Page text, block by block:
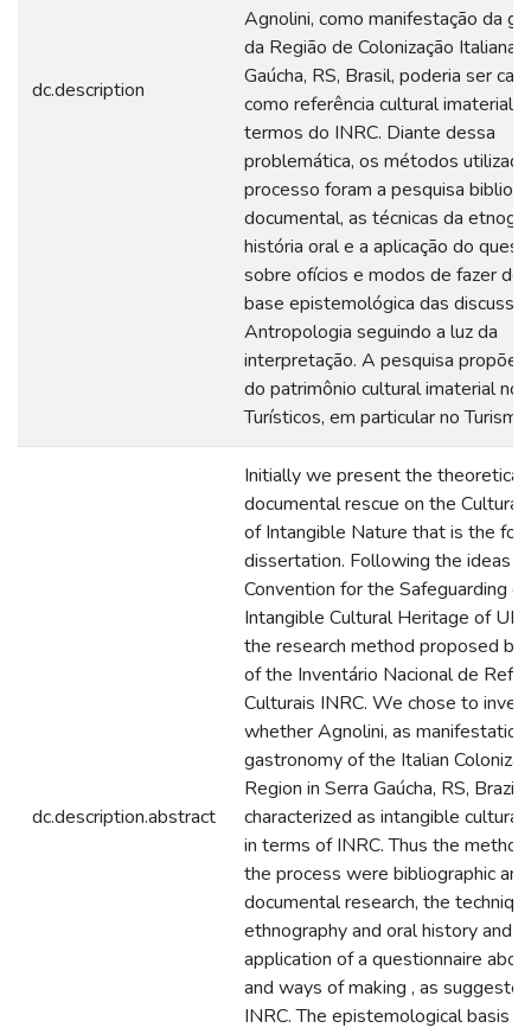
dc.description
Agnolini, como manifestação da
da Região de Colonização Italiana,
Gaúcha, RS, Brasil, poderia ser
como referência cultural imaterial
termos do INRC. Diante dessa
problemática, os métodos
processo foram a pesquisa
documental, as técnicas da
história oral e a aplicação do
sobre ofícios e modos de fazer do
base epistemológica das
Antropologia seguindo a luz da
interpretação. A pesquisa propõe
do patrimônio cultural imaterial
Turísticos, em particular no
dc.description.abstract
Initially we present the theoretical
documental rescue on the
of Intangible Nature that is the
dissertation. Following the ideas
Convention for the Safeguarding
Intangible Cultural Heritage of
the research method proposed
of the Inventário Nacional de
Culturais INRC. We chose to
whether Agnolini, as
gastronomy of the Italian
Region in Serra Gaúcha, RS,
characterized as intangible cultural
in terms of INRC. Thus the
the process were bibliographic and
documental research, the
ethnography and oral history and
application of a questionnaire
and ways of making , as
INRC. The epistemological basis